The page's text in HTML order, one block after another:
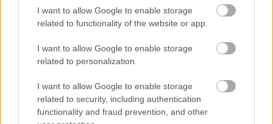
I want to allow Google to enable storage
related to functionality of the website or app.
I want to allow Google to enable storage
related to personalization.
I want to allow Google to enable storage
related to security, including authentication
functionality and fraud prevention, and other